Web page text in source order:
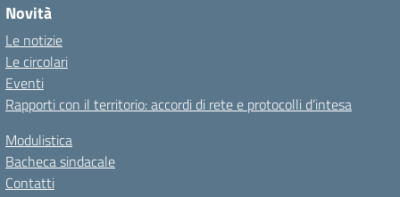
Novità
Le notizie
Le circolari
Eventi
Rapporti con il territorio: accordi di rete e protocolli d’intesa
Modulistica
Bacheca sindacale
Contatti